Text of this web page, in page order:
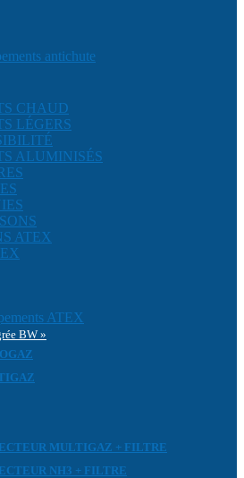
antichute
CHAUD
LÉGERS
ALUMINISÉS
ATEX
ATEX
BW »
MULTIGAZ + FILTRE
NH3 + FILTRE